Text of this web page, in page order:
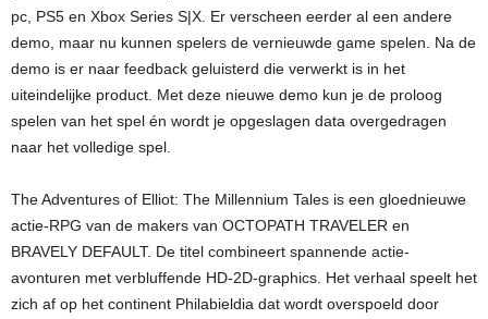
pc, PS5 en Xbox Series S|X. Er verscheen eerder al een andere
demo, maar nu kunnen spelers de vernieuwde game spelen. Na de
demo is er naar feedback geluisterd die verwerkt is in het
uiteindelijke product. Met deze nieuwe demo kun je de proloog
spelen van het spel én wordt je opgeslagen data overgedragen
naar het volledige spel.
The Adventures of Elliot: The Millennium Tales is een gloednieuwe
actie-RPG van de makers van OCTOPATH TRAVELER en
BRAVELY DEFAULT. De titel combineert spannende actie-
avonturen met verbluffende HD-2D-graphics. Het verhaal speelt het
zich af op het continent Philabieldia dat wordt overspoeld door